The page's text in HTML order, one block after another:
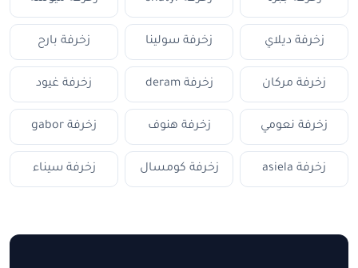
زخرفة ديلاي زخرفة سولينا زخرفة بارح
زخرفة مركان زخرفة deram زخرفة غيود
زخرفة نعومي زخرفة هنوف زخرفة gabor
زخرفة asiela زخرفة كومسال زخرفة سيناء